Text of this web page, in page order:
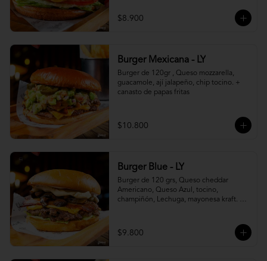
$8.900
Burger Mexicana - LY
Burger de 120gr , Queso mozzarella,
guacamole, ají jalapeño, chip tocino. +
canasto de papas fritas
$10.800
Burger Blue - LY
Burger de 120 grs, Queso cheddar
Americano, Queso Azul, tocino,
champiñón, Lechuga, mayonesa kraft. +
$9.800